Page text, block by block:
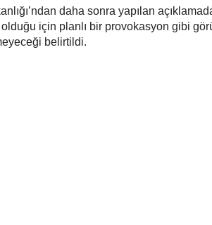
daha sonra yapılan
için planlı bir provokasyon gibi
belirtildi.